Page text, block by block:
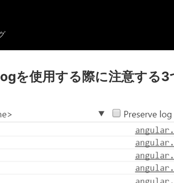
を使用する際に注意する3